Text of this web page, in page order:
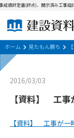
建
評定書(評点)、開示済み工事設
ホーム 見たもん勝ち
2016/03/03
【資料】 工事
【資料】 工事が一
第1条（規約の目的
1. 本規約は、建設